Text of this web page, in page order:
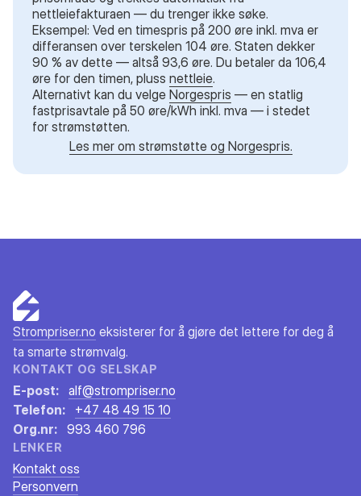
nettleiefakturaen — du trenger ikke søke.
Eksempel: Ved en timespris på 200 øre inkl. mva er
differansen over terskelen 104 øre. Staten dekker
90 % av dette — altså 93,6 øre. Du betaler da 106,4
øre for den timen, pluss nettleie.
Alternativt kan du velge Norgespris — en statlig
fastprisavtale på 50 øre/kWh inkl. mva — i stedet
for strømstøtten.
Les mer om strømstøtte og Norgespris.
Strompriser.no eksisterer for å gjøre det lettere for deg å
ta smarte strømvalg.
KONTAKT OG SELSKAP
E-post: alf@strompriser.no
Telefon:
+47 48 49 15 10
Org.nr: 993 460 796
LENKER
Kontakt oss
Personvern